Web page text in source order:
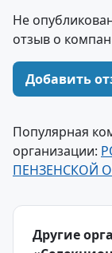
Не
отзыв о
Добавить
Популярная
организации:
ПЕНЗЕНСКОЙ
Другие